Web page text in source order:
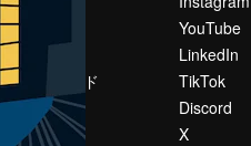
Reviews
検索トレンド
ブログ
イベント
YouTube
LinkedIn
TikTok
Discord
X